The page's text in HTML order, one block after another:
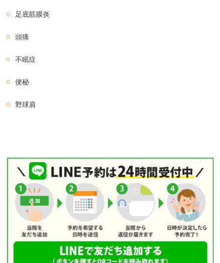
足底筋膜炎
頭痛
不眠症
便秘
野球肩